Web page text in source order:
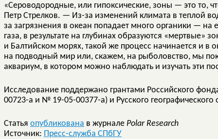
«Сероводородные, или гипоксические, зоны — это то,
Петр Стрелков. — Из-за изменений климата в теплой
за загрязнения в океан попадает много органики — на
газа, в результате на глубинах образуются «мертвые»
и Балтийском морях, такой же процесс начинается и в
на подводный мир или, скажем, на рыболовство, мы
аквариум, в котором можно наблюдать и изучать эти
Исследование поддержано грантами Российского
00723-a и № 19-05-00377-а) и Русского географического
Статья опубликована в журнале Polar Research
Источник: Пресс-служба СПбГУ